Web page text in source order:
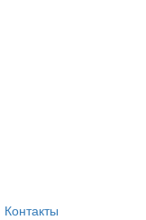
Контакты